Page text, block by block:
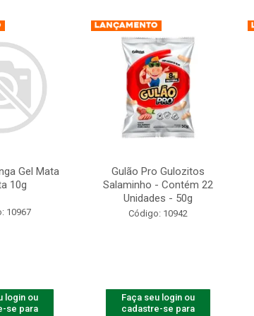
Gel Mata
10g
10967
login ou
se para
Gulão Pro Gulozitos
Salaminho - Contém 22
Unidades - 50g
Código: 10942
Faça seu login ou
cadastre-se para